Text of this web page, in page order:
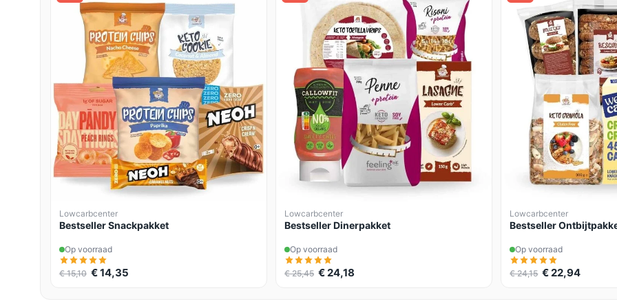
Lowcarbcenter
Bestseller Snackpakket
Op voorraad
€ 15,10 € 14,35
Lowcarbcenter
Bestseller Dinerpakket
Op voorraad
€ 25,45 € 24,18
Lowcarbcenter
Bestseller
Op voorraad
€ 24,15 € 22,94